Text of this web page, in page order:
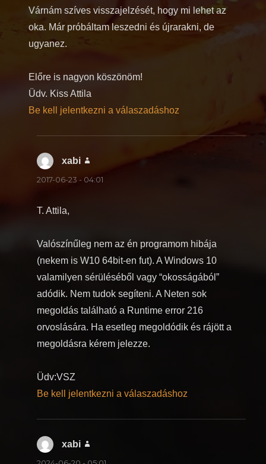
Várnám szíves visszajelzését, hogy mi lehet az
oka. Már próbáltam leszedni és újrarakni, de
ugyanez.
Előre is nagyon köszönöm!
Üdv. Kiss Attila
Be kell jelentkezni a válaszadáshoz
xabi
2017-06-23 - 04:01
T. Attila,
Valószínűleg nem az én programom hibája
(nekem is W10 64bit-en fut). A Windows 10
valamilyen sérüléséből vagy “okosságából”
adódik. Nem tudok segíteni. A Neten sok
megoldás található a Runtime error 216
orvoslására. Ha esetleg megoldódik és rájött a
megoldásra kérem jelezze.
Üdv:VSZ
Be kell jelentkezni a válaszadáshoz
xabi